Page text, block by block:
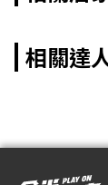
相關達